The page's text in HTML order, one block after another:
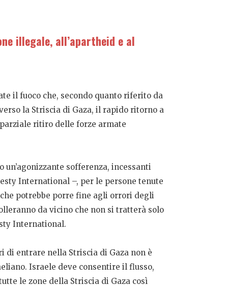
illegale, all’apartheid e al
il fuoco che, secondo quanto riferito da
la Striscia di Gaza, il rapido ritorno a
ritiro delle forze armate
sofferenza, incessanti
International –, per le persone tenute
potrebbe porre fine agli orrori degli
da vicino che non si tratterà solo
International.
entrare nella Striscia di Gaza non è
Israele deve consentire il flusso,
le zone della Striscia di Gaza così